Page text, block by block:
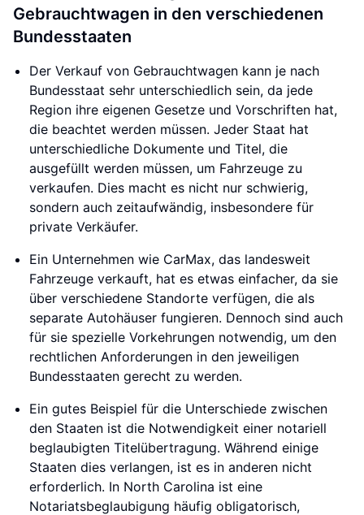
Gebrauchtwagen in den verschiedenen
Bundesstaaten
Der Verkauf von Gebrauchtwagen kann je nach
Bundesstaat sehr unterschiedlich sein, da jede
Region ihre eigenen Gesetze und Vorschriften hat,
die beachtet werden müssen. Jeder Staat hat
unterschiedliche Dokumente und Titel, die
ausgefüllt werden müssen, um Fahrzeuge zu
verkaufen. Dies macht es nicht nur schwierig,
sondern auch zeitaufwändig, insbesondere für
private Verkäufer.
Ein Unternehmen wie CarMax, das landesweit
Fahrzeuge verkauft, hat es etwas einfacher, da sie
über verschiedene Standorte verfügen, die als
separate Autohäuser fungieren. Dennoch sind auch
für sie spezielle Vorkehrungen notwendig, um den
rechtlichen Anforderungen in den jeweiligen
Bundesstaaten gerecht zu werden.
Ein gutes Beispiel für die Unterschiede zwischen
den Staaten ist die Notwendigkeit einer notariell
beglaubigten Titelübertragung. Während einige
Staaten dies verlangen, ist es in anderen nicht
erforderlich. In North Carolina ist eine
Notariatsbeglaubigung häufig obligatorisch,